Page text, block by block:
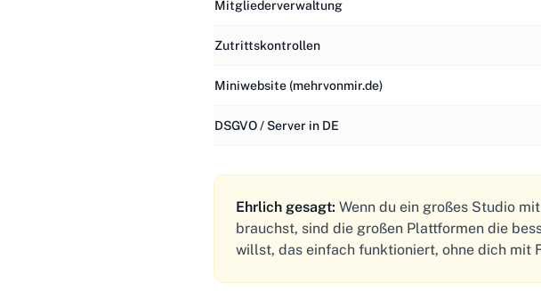
Mitgliederverwaltung
Zutrittskontrollen
Miniwebsite (mehrvonmir.de)
DSGVO / Server in DE
Ehrlich gesagt: Wenn du ein großes Studio
brauchst, sind die großen Plattformen die
willst, das einfach funktioniert, ohne dich mit